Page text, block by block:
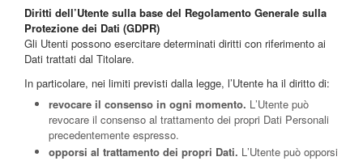
Diritti dell’Utente sulla base del Regolamento Generale sulla
Protezione dei Dati (GDPR)
Gli Utenti possono esercitare determinati diritti con riferimento ai
Dati trattati dal Titolare.
In particolare, nei limiti previsti dalla legge, l’Utente ha il diritto di:
revocare il consenso in ogni momento. L’Utente può
revocare il consenso al trattamento dei propri Dati Personali
precedentemente espresso.
opporsi al trattamento dei propri Dati. L’Utente può opporsi